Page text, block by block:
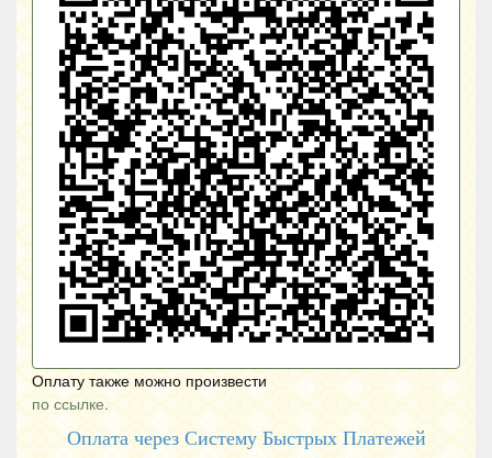
Оплату также можно произвести
по ссылке.
Оплата через Систему Быстрых Платежей